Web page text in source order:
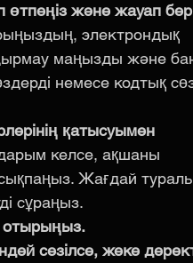
өтпеңіз және жауап
электрондық
маңызды және
немесе кодтық
қатысуымен
келсе, ақшаны
Жағдай
сұраңыз.
отырыңыз.
сезілсе, жеке